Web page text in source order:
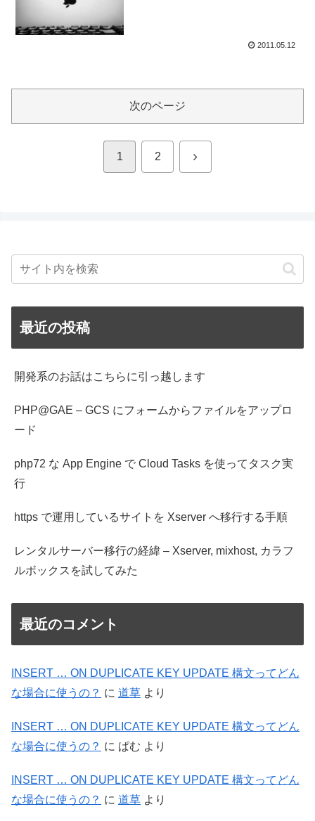
2011.05.12
次のページ
1 2 次
最近の投稿
開発系のお話はこちらに引っ越します
PHP@GAE – GCS にフォームからファイルをアップロ
ード
php72 な App Engine で Cloud Tasks を使ってタスク実
行
https で運用しているサイトを Xserver へ移行する手順
レンタルサーバー移行の経緯 – Xserver, mixhost, カラフ
ルボックスを試してみた
最近のコメント
INSERT … ON DUPLICATE KEY UPDATE 構文ってどん
な場合に使うの？ に 道草 より
INSERT … ON DUPLICATE KEY UPDATE 構文ってどん
な場合に使うの？ に ぱむ より
INSERT … ON DUPLICATE KEY UPDATE 構文ってどん
な場合に使うの？ に 道草 より